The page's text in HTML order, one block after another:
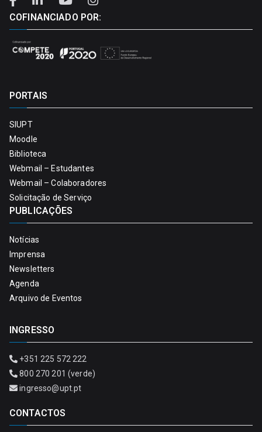
COFINANCIADO POR:
PORTAIS
SIUPT
Moodle
Biblioteca
Webmail – Estudantes
Webmail – Colaboradores
Solicitação de Serviço
PUBLICAÇÕES
Notícias
Imprensa
Newsletters
Agenda
Arquivo de Eventos
INGRESSO
+351 225 572 222
800 270 201 (verde)
ingresso@upt.pt
CONTACTOS